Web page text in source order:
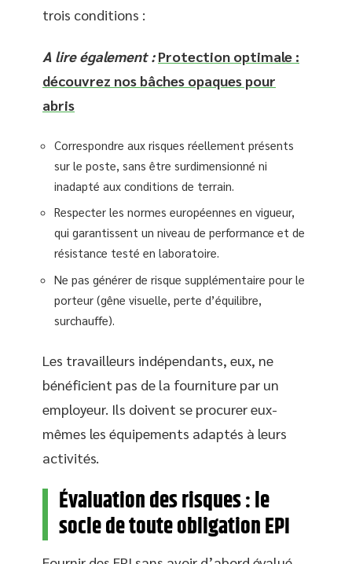
trois conditions :
A lire également : Protection optimale :
découvrez nos bâches opaques pour
abris
Correspondre aux risques réellement présents
sur le poste, sans être surdimensionné ni
inadapté aux conditions de terrain.
Respecter les normes européennes en vigueur,
qui garantissent un niveau de performance et de
résistance testé en laboratoire.
Ne pas générer de risque supplémentaire pour le
porteur (gêne visuelle, perte d’équilibre,
surchauffe).
Les travailleurs indépendants, eux, ne
bénéficient pas de la fourniture par un
employeur. Ils doivent se procurer eux-
mêmes les équipements adaptés à leurs
activités.
Évaluation des risques : le
socle de toute obligation EPI